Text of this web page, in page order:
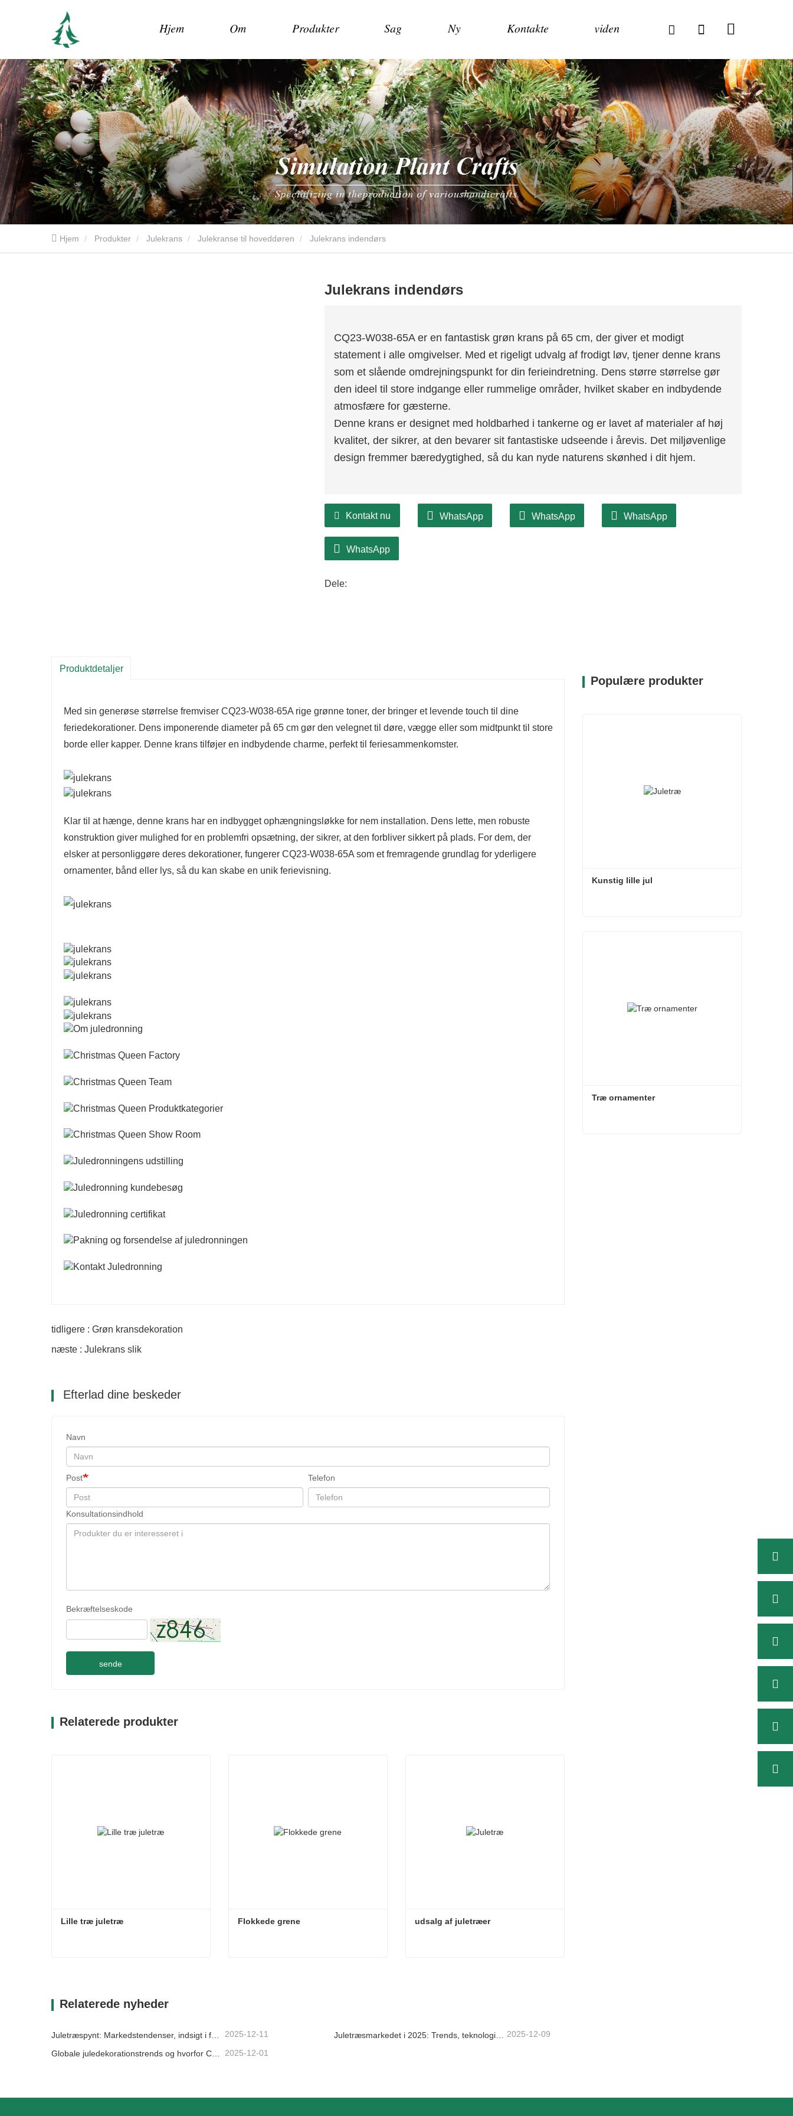
Hjem Om Produkter Sag Ny Kontakte viden
Hjem Produkter Julekrans Julekranse til hoveddøren Julekrans indendørs
Julekrans indendørs
CQ23-W038-65A er en fantastisk grøn krans på 65 cm, der giver et modigt
statement i alle omgivelser. Med et rigeligt udvalg af frodigt løv, tjener denne krans
som et slående omdrejningspunkt for din ferieindretning. Dens større størrelse gør
den ideel til store indgange eller rummelige områder, hvilket skaber en indbydende
atmosfære for gæsterne.
Denne krans er designet med holdbarhed i tankerne og er lavet af materialer af høj
kvalitet, der sikrer, at den bevarer sit fantastiske udseende i årevis. Det miljøvenlige
design fremmer bæredygtighed, så du kan nyde naturens skønhed i dit hjem.
Kontakt nu WhatsApp WhatsApp WhatsApp
WhatsApp
Dele:
Produktdetaljer
Med sin generøse størrelse fremviser CQ23-W038-65A rige grønne toner, der bringer et levende touch til dine
feriedekorationer. Dens imponerende diameter på 65 cm gør den velegnet til døre, vægge eller som midtpunkt til store
borde eller kapper. Denne krans tilføjer en indbydende charme, perfekt til feriesammenkomster.
Klar til at hænge, ​​denne krans har en indbygget ophængningsløkke for nem installation. Dens lette, men robuste
konstruktion giver mulighed for en problemfri opsætning, der sikrer, at den forbliver sikkert på plads. For dem, der
elsker at personliggøre deres dekorationer, fungerer CQ23-W038-65A som et fremragende grundlag for yderligere
ornamenter, bånd eller lys, så du kan skabe en unik ferievisning.
tidligere : Grøn kransdekoration
næste : Julekrans slik
Efterlad dine beskeder
Navn
Post Telefon
Konsultationsindhold
Bekræftelseskode
sende
Relaterede produkter
Lille træ juletræ Flokkede grene udsalg af juletræer
Relaterede nyheder
2025-12-11 Juletræsmarkedet i 2025: Trends, teknologier og indkøbsguide til B2B-købere 2025-12-09
2025-12-01
Populære produkter
Kunstig lille jul
Træ ornamenter